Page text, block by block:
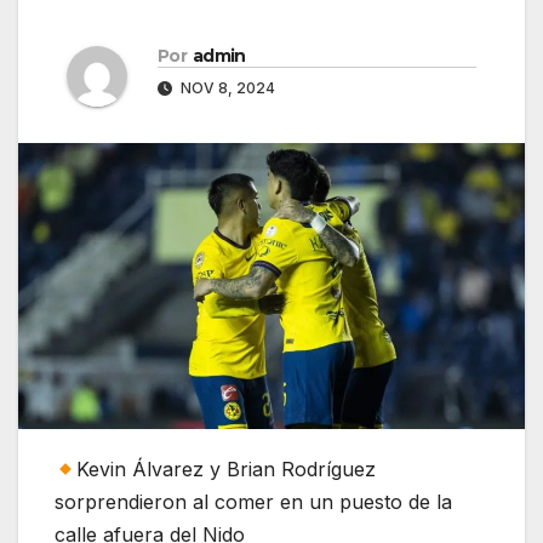
Por admin
NOV 8, 2024
Kevin Álvarez y Brian Rodríguez
sorprendieron al comer en un puesto de la
calle afuera del Nido